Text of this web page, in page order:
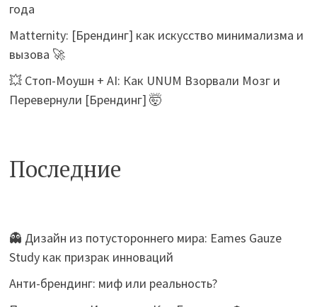
года
Matternity: [Брендинг] как искусство минимализма и
вызова 🚀
💥 Стоп-Моушн + AI: Как UNUM Взорвали Мозг и
Перевернули [Брендинг] 🤯
Последние
👻 Дизайн из потустороннего мира: Eames Gauze
Study как призрак инноваций
Анти-брендинг: миф или реальность?